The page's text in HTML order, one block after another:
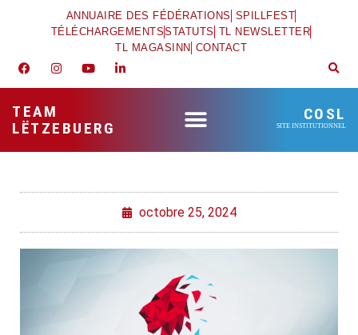
ANNUAIRE DES FÉDÉRATIONS SPILLFEST
TÉLÉCHARGEMENTSSTATUTS TL NEWSLETTER
TL MAGASINN CONTACT
TEAM
LËTZEBUERG
COSL
SITE INSTITUTIONNEL
octobre 25, 2024